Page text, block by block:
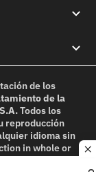
de los
de la
Todos los
reproducción
idioma sin
in whole or
is